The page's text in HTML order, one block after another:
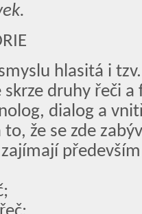
hlasitá i
skrze druhy řeči
dialog a
to, že se zde